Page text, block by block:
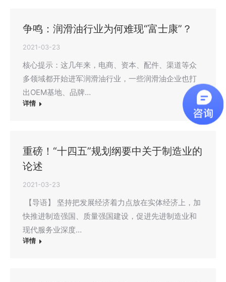
争鸣：润滑油行业为何难现“富士康”？
2021-03-23
核心提示：这几年来，电商、资本、配件、渠道等众
多领域都开始进军润滑油行业，一些润滑油企业也打
出OEM基地、品牌…
详情
重磅！“十四五”规划纲要中关于制造业的
论述
2021-03-23
【导语】 坚持把发展经济着力点放在实体经济上，加
快推进制造强国、质量强国建设，促进先进制造业和
现代服务业深度…
详情